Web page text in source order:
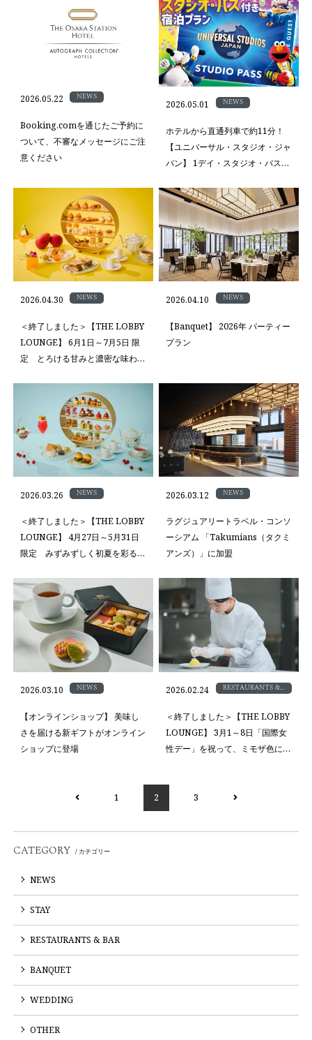
Booking.comを通じたご予約に
ついて、不審なメッセージにご注
意ください
2026.05.22 NEWS
ホテルから直通列車で約11分！
【ユニバーサル・スタジオ・ジャ
パン】 1デイ・スタジオ・パス付
2026.05.01 NEWS
＜終了しました＞【THE LOBBY
LOUNGE】 6月1日～7月5日 限
定 とろける甘みと濃密な味わ
2026.04.30 NEWS
【Banquet】 2026年 パーティー
プラン
2026.04.10 NEWS
＜終了しました＞【THE LOBBY
LOUNGE】 4月27日～5月31日
限定 みずみずしく初夏を彩る
2026.03.26 NEWS
ラグジュアリートラベル・コンソ
ーシアム 「Takumians（タクミ
アンズ）」に加盟
2026.03.12 NEWS
【オンラインショップ】 美味し
さを届ける新ギフトがオンライン
ショップに登場
2026.03.10 NEWS
＜終了しました＞【THE LOBBY
LOUNGE】 3月1～8日「国際女
性デー」を祝って、ミモザ色に包
2026.02.24
RESTAURANTS &
1 2 3
CATEGORY / カテゴリー
NEWS
STAY
RESTAURANTS & BAR
BANQUET
WEDDING
OTHER